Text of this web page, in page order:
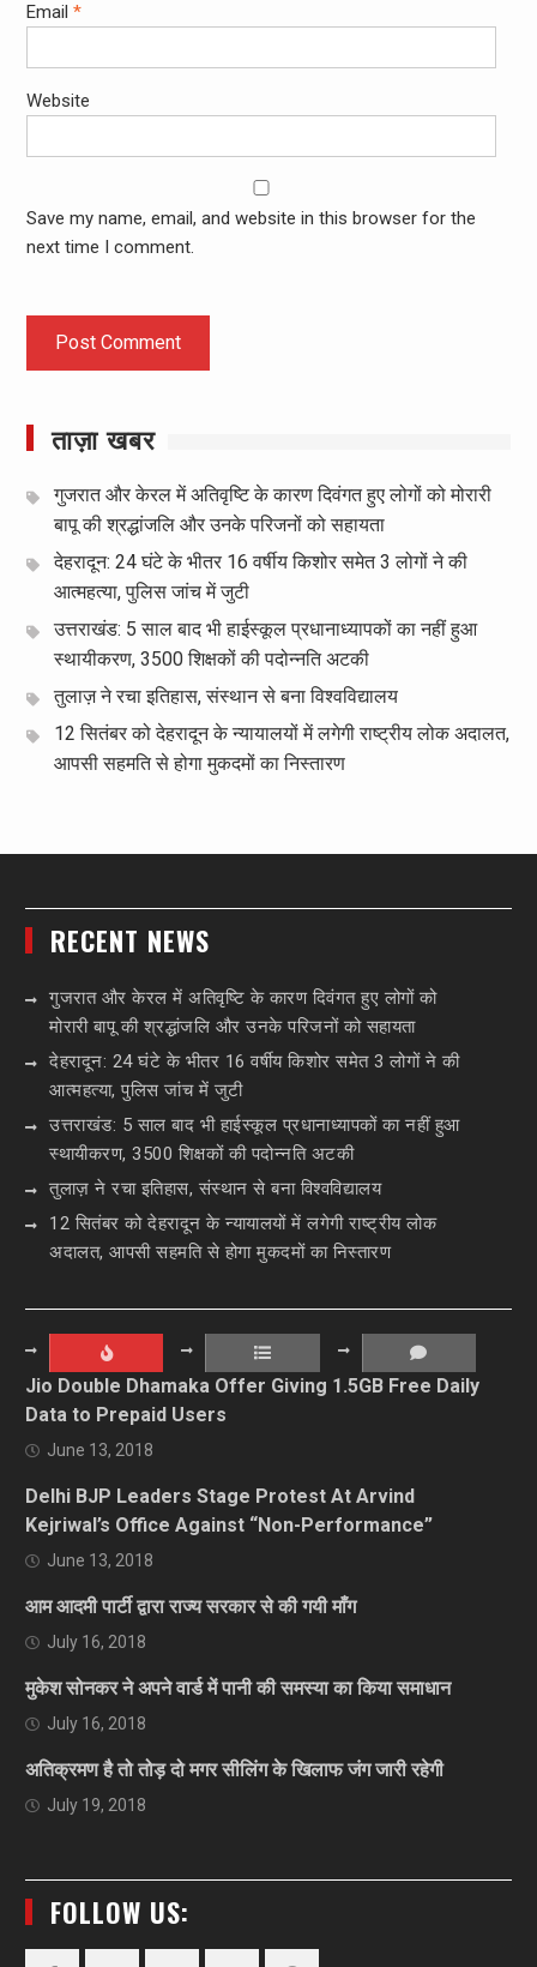
Email *
Website
Save my name, email, and website in this browser for the
next time I comment.
ताज़ा खबर
गुजरात और केरल में अतिवृष्टि के कारण दिवंगत हुए लोगों को मोरारी
बापू की श्रद्धांजलि और उनके परिजनों को सहायता
देहरादून: 24 घंटे के भीतर 16 वर्षीय किशोर समेत 3 लोगों ने की
आत्महत्या, पुलिस जांच में जुटी
उत्तराखंड: 5 साल बाद भी हाईस्कूल प्रधानाध्यापकों का नहीं हुआ
स्थायीकरण, 3500 शिक्षकों की पदोन्नति अटकी
तुलाज़ ने रचा इतिहास, संस्थान से बना विश्वविद्यालय
12 सितंबर को देहरादून के न्यायालयों में लगेगी राष्ट्रीय लोक अदालत,
आपसी सहमति से होगा मुकदमों का निस्तारण
RECENT NEWS
गुजरात और केरल में अतिवृष्टि के कारण दिवंगत हुए लोगों को
मोरारी बापू की श्रद्धांजलि और उनके परिजनों को सहायता
देहरादून: 24 घंटे के भीतर 16 वर्षीय किशोर समेत 3 लोगों ने की
आत्महत्या, पुलिस जांच में जुटी
उत्तराखंड: 5 साल बाद भी हाईस्कूल प्रधानाध्यापकों का नहीं हुआ
स्थायीकरण, 3500 शिक्षकों की पदोन्नति अटकी
तुलाज़ ने रचा इतिहास, संस्थान से बना विश्वविद्यालय
12 सितंबर को देहरादून के न्यायालयों में लगेगी राष्ट्रीय लोक
अदालत, आपसी सहमति से होगा मुकदमों का निस्तारण
Jio Double Dhamaka Offer Giving 1.5GB Free Daily
Data to Prepaid Users
June 13, 2018
Delhi BJP Leaders Stage Protest At Arvind
Kejriwal’s Office Against “Non-Performance”
June 13, 2018
आम आदमी पार्टी द्वारा राज्य सरकार से की गयी माँग
July 16, 2018
मुकेश सोनकर ने अपने वार्ड में पानी की समस्या का किया समाधान
July 16, 2018
अतिक्रमण है तो तोड़ दो मगर सीलिंग के खिलाफ जंग जारी रहेगी
July 19, 2018
FOLLOW US: